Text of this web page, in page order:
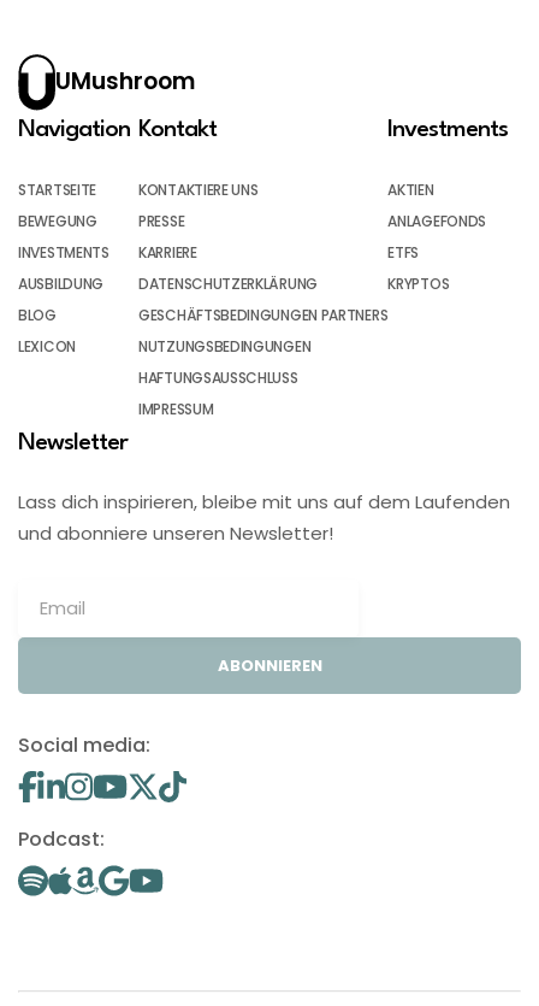
UMushroom
Navigation
STARTSEITE
BEWEGUNG
INVESTMENTS
AUSBILDUNG
BLOG
LEXICON
Kontakt
KONTAKTIERE UNS
PRESSE
KARRIERE
DATENSCHUTZERKLÄRUNG
GESCHÄFTSBEDINGUNGEN PARTNERS
NUTZUNGSBEDINGUNGEN
HAFTUNGSAUSSCHLUSS
IMPRESSUM
Investments
AKTIEN
ANLAGEFONDS
ETFS
KRYPTOS
Newsletter
Lass dich inspirieren, bleibe mit uns auf dem Laufenden
und abonniere unseren Newsletter!
ABONNIEREN
Social media:
Podcast: